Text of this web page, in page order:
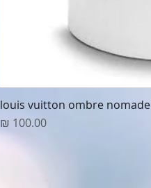
louis vuitton ombre nomade
מחיר